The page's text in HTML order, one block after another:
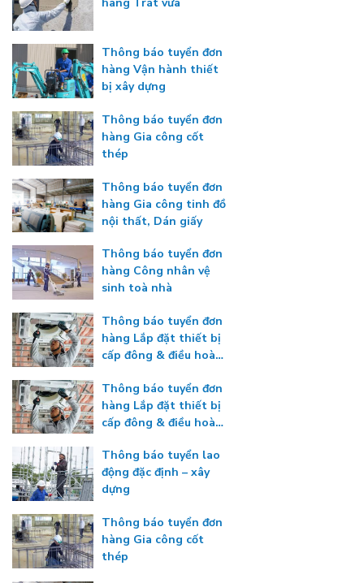
Thông báo tuyển đơn
hàng Vận hành thiết
bị xây dựng
Thông báo tuyển đơn
hàng Gia công cốt
thép
Thông báo tuyển đơn
hàng Gia công tinh đồ
nội thất, Dán giấy
Thông báo tuyển đơn
hàng Công nhân vệ
sinh toà nhà
Thông báo tuyển đơn
hàng Lắp đặt thiết bị
cấp đông & điều hoà
Thông báo tuyển đơn
hàng Lắp đặt thiết bị
cấp đông & điều hoà
Thông báo tuyển lao
động đặc định – xây
dựng
Thông báo tuyển đơn
hàng Gia công cốt
thép